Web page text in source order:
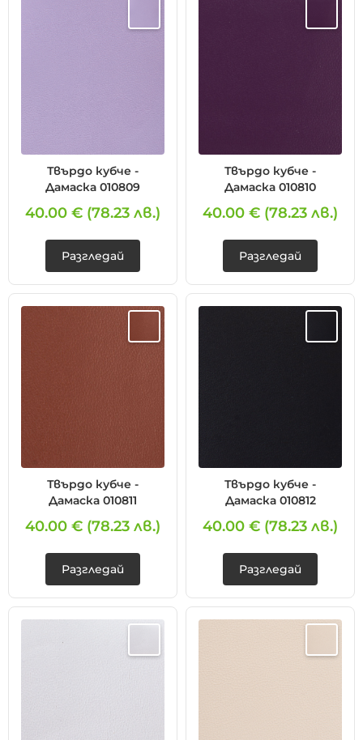
Твърдо кубче -
Дамаска 010809
40.00 € (78.23 лв.)
Разгледай
Твърдо кубче -
Дамаска 010810
40.00 € (78.23 лв.)
Разгледай
Твърдо кубче -
Дамаска 010811
40.00 € (78.23 лв.)
Разгледай
Твърдо кубче -
Дамаска 010812
40.00 € (78.23 лв.)
Разгледай